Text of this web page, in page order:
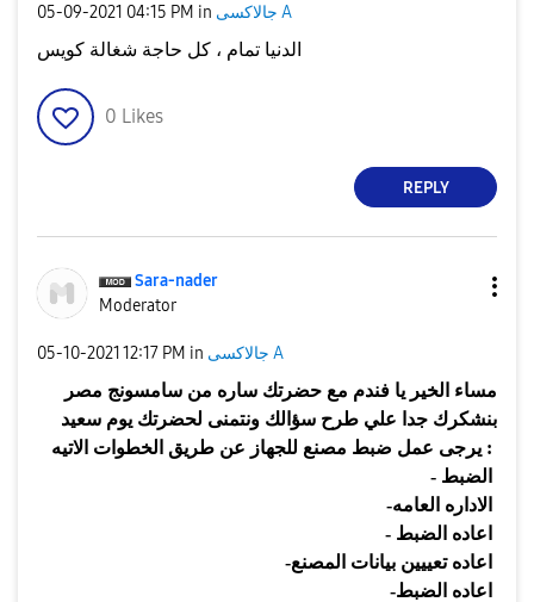
‎05-09-2021 04:15 PM in جالاكسى A
الدنيا تمام ، كل حاجة شغالة كويس
0 Likes
REPLY
Sara-nader
Moderator
‎05-10-2021 12:17 PM in
جالاكسى A
مساء الخير يا فندم مع حضرتك ساره من سامسونج مصر
بنشكرك جدا علي طرح سؤالك ونتمنى لحضرتك يوم سعيد
:
-
-
-
-
-